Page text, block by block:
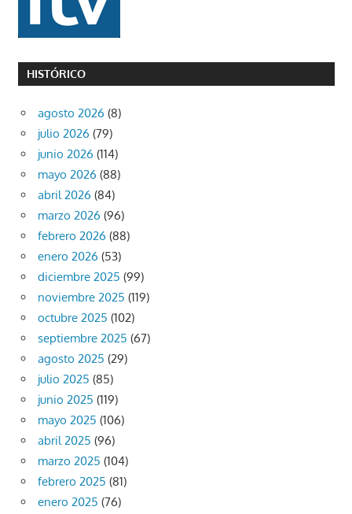
HISTÓRICO
agosto 2026 (8)
julio 2026 (79)
junio 2026 (114)
mayo 2026 (88)
abril 2026 (84)
marzo 2026 (96)
febrero 2026 (88)
enero 2026 (53)
diciembre 2025 (99)
noviembre 2025 (119)
octubre 2025 (102)
septiembre 2025 (67)
agosto 2025 (29)
julio 2025 (85)
junio 2025 (119)
mayo 2025 (106)
abril 2025 (96)
marzo 2025 (104)
febrero 2025 (81)
enero 2025 (76)